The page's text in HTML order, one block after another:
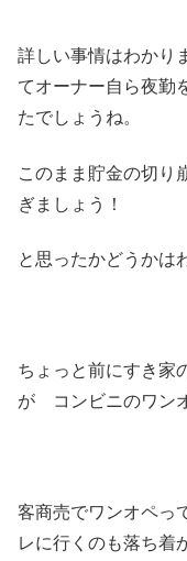
詳しい事情はわかり
てオーナー自ら夜勤
たでしょうね。
このまま貯金の切り
ぎましょう！
と思ったかどうかは
ちょっと前にすき家
が コンビニのワン
客商売でワンオペ
レに行くのも落ち着